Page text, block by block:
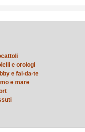
e orologi
e fai-da-te
e mare